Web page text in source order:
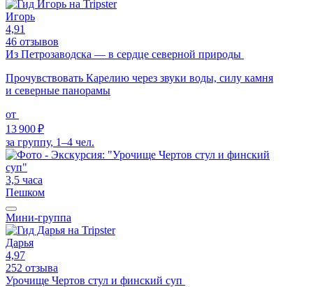
Игорь
4,91
46 отзывов
Из Петрозаводска — в сердце северной природы
Прочувствовать Карелию через звуки воды, силу камня
и северные панорамы
от
13 900 ₽
за группу, 1–4 чел.
3,5 часа
Пешком
Мини-группа
Дарья
4,97
252 отзыва
Урочище Чертов стул и финский суп